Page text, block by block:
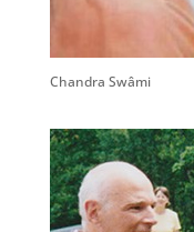
Chandra Swâmi